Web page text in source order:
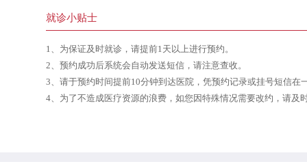
就诊小贴士
1、为保证及时就诊，请提前1天以上进行预约。
2、预约成功后系统会自动发送短信，请注意查收。
3、请于预约时间提前10分钟到达医院，凭预约记录或挂号短信在
4、为了不造成医疗资源的浪费，如您因特殊情况需要改约，请及